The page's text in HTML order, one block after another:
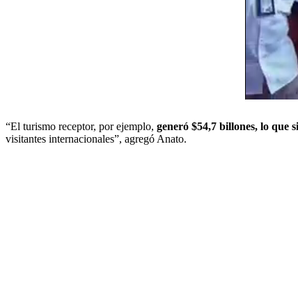
“El turismo receptor, por ejemplo, generó $54,7 billones, lo que
visitantes internacionales”, agregó Anato.